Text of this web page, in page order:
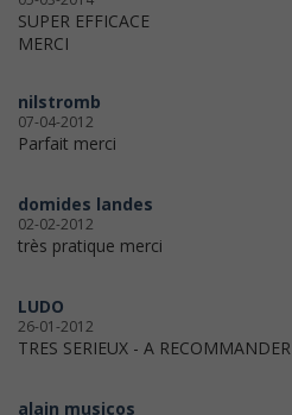
SUPER EFFICACE
MERCI
nilstromb
07-04-2012
Parfait merci
domides landes
02-02-2012
très pratique merci
LUDO
26-01-2012
TRES SERIEUX - A RECOMMANDER
alain musicos